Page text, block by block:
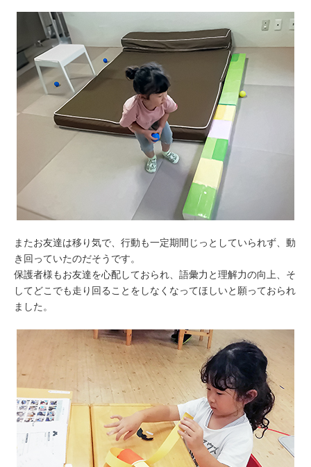
またお友達は移り気で、行動も一定期間じっとしていられず、動
き回っていたのだそうです。
保護者様もお友達を心配しておられ、語彙力と理解力の向上、そ
してどこでも走り回ることをしなくなってほしいと願っておられ
ました。